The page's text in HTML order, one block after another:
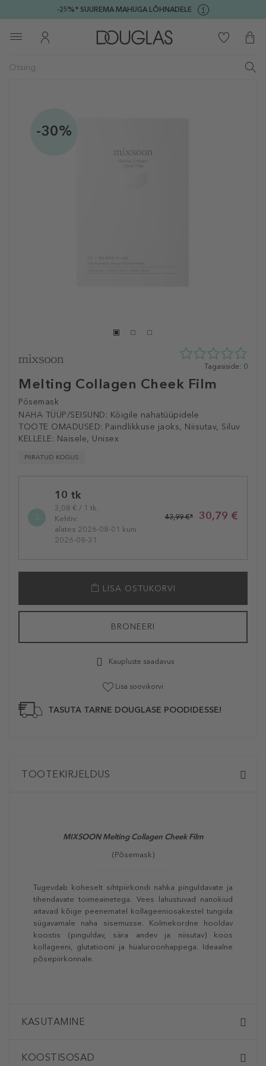
-25%* SUUREMA MAHUGA LÕHNADELE
-30%
Melting Collagen Cheek Film
Põsemask
NAHA TÜÜP/SEISUND: Kõigile nahatüüpidele
TOOTE OMADUSED: Paindlikkuse jaoks, Niisutav, Siluv
KELLELE: Naisele, Unisex
PIIRATUD KOGUS
0
5st
Tagasiside: 0
variation10 tk
3,08 € / 1 tk.
Kehtiv:
alates 2026-08-01 kuni
2026-08-31
30,79 €
43,99 €*
LISA OSTUKORVI
BRONEERI
Kaupluste saadavus
Lisa soovikorvi
TASUTA TARNE DOUGLASE POODIDESSE!
TOOTEKIRJELDUS
MIXSOON Melting Collagen Cheek Film
(Põsemask)
Tugevdab koheselt sihtpiirkondi nahka pinguldavate ja
tihendavate toimeainetega. Vees lahustuvad nanokiud
aitavad kõige peenematel kollageeniosakestel tungida
sügavamale naha sisemusse. Kolmekordne hooldav
koostis (pinguldav, sära andev ja niisutav) koos
kollageeni, glutatiooni ja hüaluroonhappega. Ideaalne
põsepiirkonnale.
KASUTAMINE
KOOSTISOSAD